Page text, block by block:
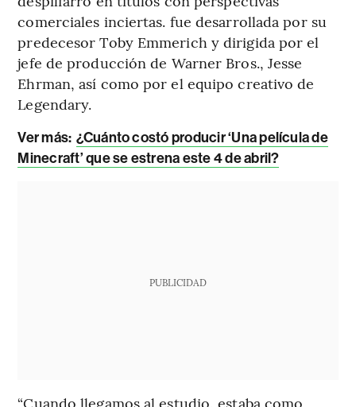
comerciales inciertas. fue desarrollada por su
predecesor Toby Emmerich y dirigida por el
jefe de producción de Warner Bros., Jesse
Ehrman, así como por el equipo creativo de
Legendary.
Ver más: ¿Cuánto costó producir ‘Una película de
Minecraft’ que se estrena este 4 de abril?
PUBLICIDAD
“Cuando llegamos al estudio, estaba como